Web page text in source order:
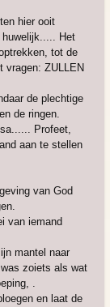
hier ooit
huwelijk..... Het
tot de
vragen: ZULLEN
de plechtige
de ringen.
Profeet,
aan te stellen
van God
van iemand
mantel naar
zoiets als wat
.
en laat de